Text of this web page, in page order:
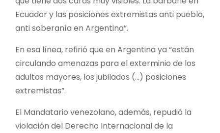
Ecuador y las posiciones extremistas anti pueblo,
anti soberanía en Argentina”.
En esa línea, refirió que en Argentina ya “están
circulando amenazas para el exterminio de los
adultos mayores, los jubilados (…) posiciones
extremistas”.
El Mandatario venezolano, además, repudió la
violación del Derecho Internacional de la